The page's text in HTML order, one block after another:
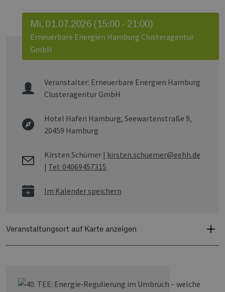
Mi, 01.07.2026 (15:00 - 21:00)
Erneuerbare Energien Hamburg Clusteragentur
GmbH
Veranstalter: Erneuerbare Energien Hamburg
Clusteragentur GmbH
Hotel Hafen Hamburg, Seewartenstraße 9,
20459 Hamburg
Kirsten Schümer | kirsten.schuemer@eehh.de
| Tel: 04069457315
Im Kalender speichern
Veranstaltungsort auf Karte anzeigen